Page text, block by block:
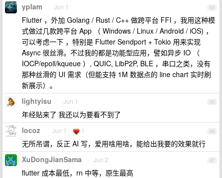
44
yplam Jun 1
Flutter ，外加 Golang / Rust / C++ 做跨平台 FFI ，我用这种模
式做过几款跨平台 App （ Windows / Linux / Android / iOS) ，
可以考虑一下 ，特别是 Flutter Sendport + Tokio 用来实现
Async 很丝滑。不过我的都是功能型应用，譬如异步 IO （
IOCP/epoll/kqueue ）, QUIC, LibP2P, BLE ，串口之类，没有
那种丝滑的 UI 需求（但能支持 1M 数据点的 line chart 实时刷
新展示）。
45
lightyisu Jun 1
年经贴来了 我还以为要看不到了
46
locoz Jun 1 1
无所吊谓，反正 AI 写，爱用啥用啥，能给出我要的效果就行
47
XuDongJianSama Jun 2
flutter 成本最低，rn 中等，原生最高